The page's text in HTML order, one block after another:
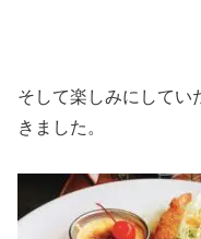
そして楽しみにしてい
きました。